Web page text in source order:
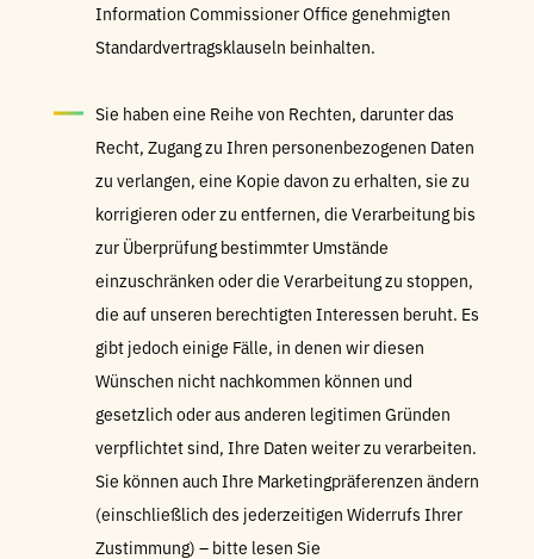
Information Commissioner Office genehmigten
Standardvertragsklauseln beinhalten.
Sie haben eine Reihe von Rechten, darunter das
Recht, Zugang zu Ihren personenbezogenen Daten
zu verlangen, eine Kopie davon zu erhalten, sie zu
korrigieren oder zu entfernen, die Verarbeitung bis
zur Überprüfung bestimmter Umstände
einzuschränken oder die Verarbeitung zu stoppen,
die auf unseren berechtigten Interessen beruht. Es
gibt jedoch einige Fälle, in denen wir diesen
Wünschen nicht nachkommen können und
gesetzlich oder aus anderen legitimen Gründen
verpflichtet sind, Ihre Daten weiter zu verarbeiten.
Sie können auch Ihre Marketingpräferenzen ändern
(einschließlich des jederzeitigen Widerrufs Ihrer
Zustimmung) – bitte lesen Sie